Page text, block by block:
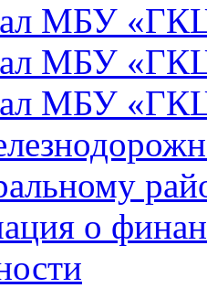
МБУ
МБУ
МБУ
о